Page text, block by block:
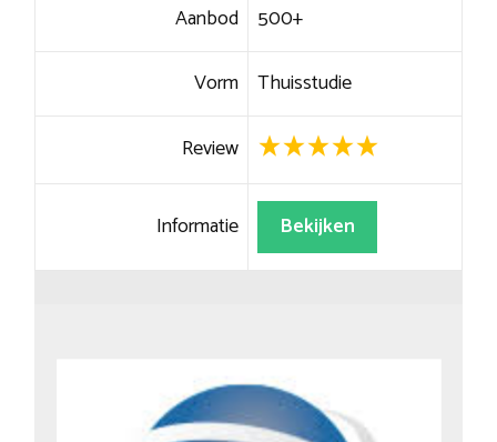
Aanbod 500+
Vorm Thuisstudie
Review
Informatie Bekijken